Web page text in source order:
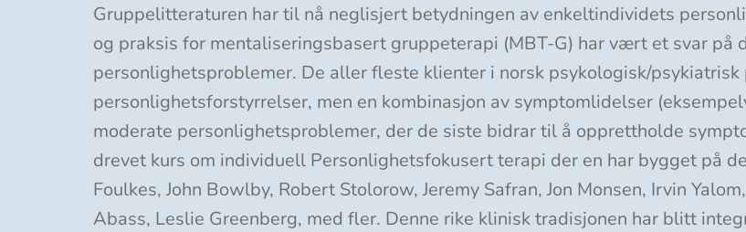
Gruppelitteraturen har til nå neglisjert betydningen av enkeltindividets
og praksis for mentaliseringsbasert gruppeterapi (MBT-G) har vært et svar
personlighetsproblemer. De aller fleste klienter i norsk psykologisk/
personlighetsforstyrrelser, men en kombinasjon av symptomlidelser
moderate personlighetsproblemer, der de siste bidrar til å opprettholde
drevet kurs om individuell Personlighetsfokusert terapi der en har bygget på
Foulkes, John Bowlby, Robert Stolorow, Jeremy Safran, Jon Monsen, Irvin
Abass, Leslie Greenberg, med fler. Denne rike klinisk tradisjonen har blitt